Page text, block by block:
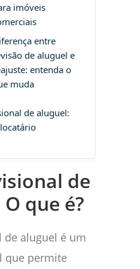
imóveis
entre
de aluguel e
entenda o
muda
de aluguel:
de
que é?
de aluguel é um
que permite